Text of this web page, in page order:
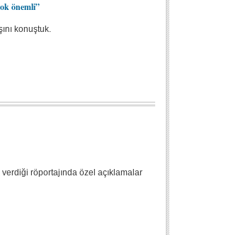
önemli”
konuştuk.
röportajında özel açıklamalar